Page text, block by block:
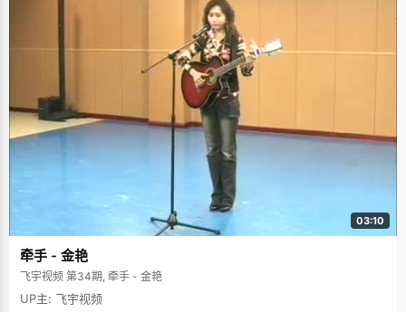
03:10
牵手 - 金艳
飞宇视频 第34期, 牵手 - 金艳
UP主: 飞宇视频